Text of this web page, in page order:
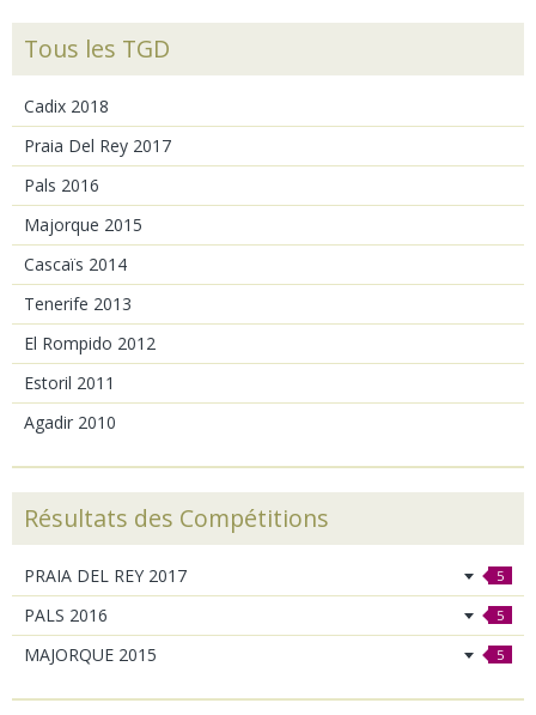
Tous les TGD
Cadix 2018
Praia Del Rey 2017
Pals 2016
Majorque 2015
Cascaïs 2014
Tenerife 2013
El Rompido 2012
Estoril 2011
Agadir 2010
Résultats des Compétitions
PRAIA DEL REY 2017 5
PALS 2016 5
MAJORQUE 2015 5